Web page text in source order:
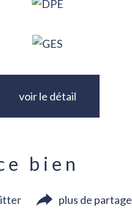
voir le détail
bien
plus de partage